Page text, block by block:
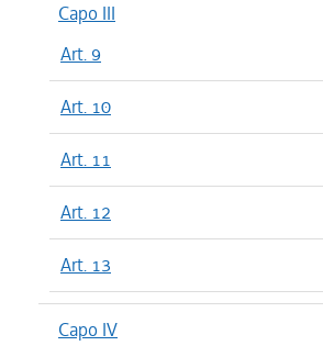
Capo III
Art. 9
Art. 10
Art. 11
Art. 12
Art. 13
Capo IV